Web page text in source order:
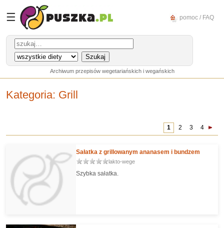
☰ pomoc / FAQ
Archiwum przepisów wegetariańskich i wegańskich
Kategoria: Grill
1 2 3 4
Sałatka z grillowanym ananasem i bundzem
lakto-wege
Szybka sałatka.